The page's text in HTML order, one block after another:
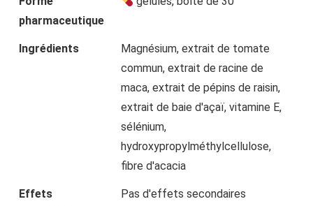
pharmaceutique
Ingrédients
Magnésium, extrait de tomate
commun, extrait de racine de
maca, extrait de pépins de raisin,
extrait de baie d'açaï, vitamine E,
sélénium,
hydroxypropylméthylcellulose,
fibre d'acacia
Effets
Pas d'effets secondaires